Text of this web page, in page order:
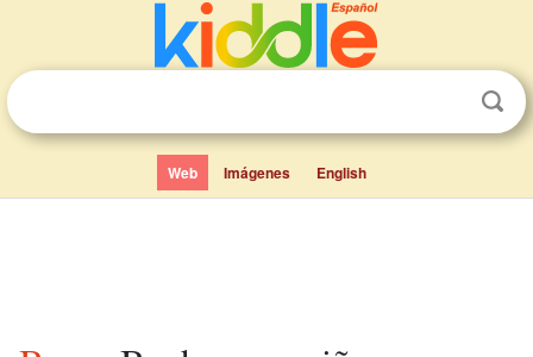
Web Imágenes English